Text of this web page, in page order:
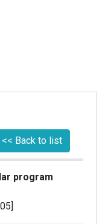
<< Back to list
program